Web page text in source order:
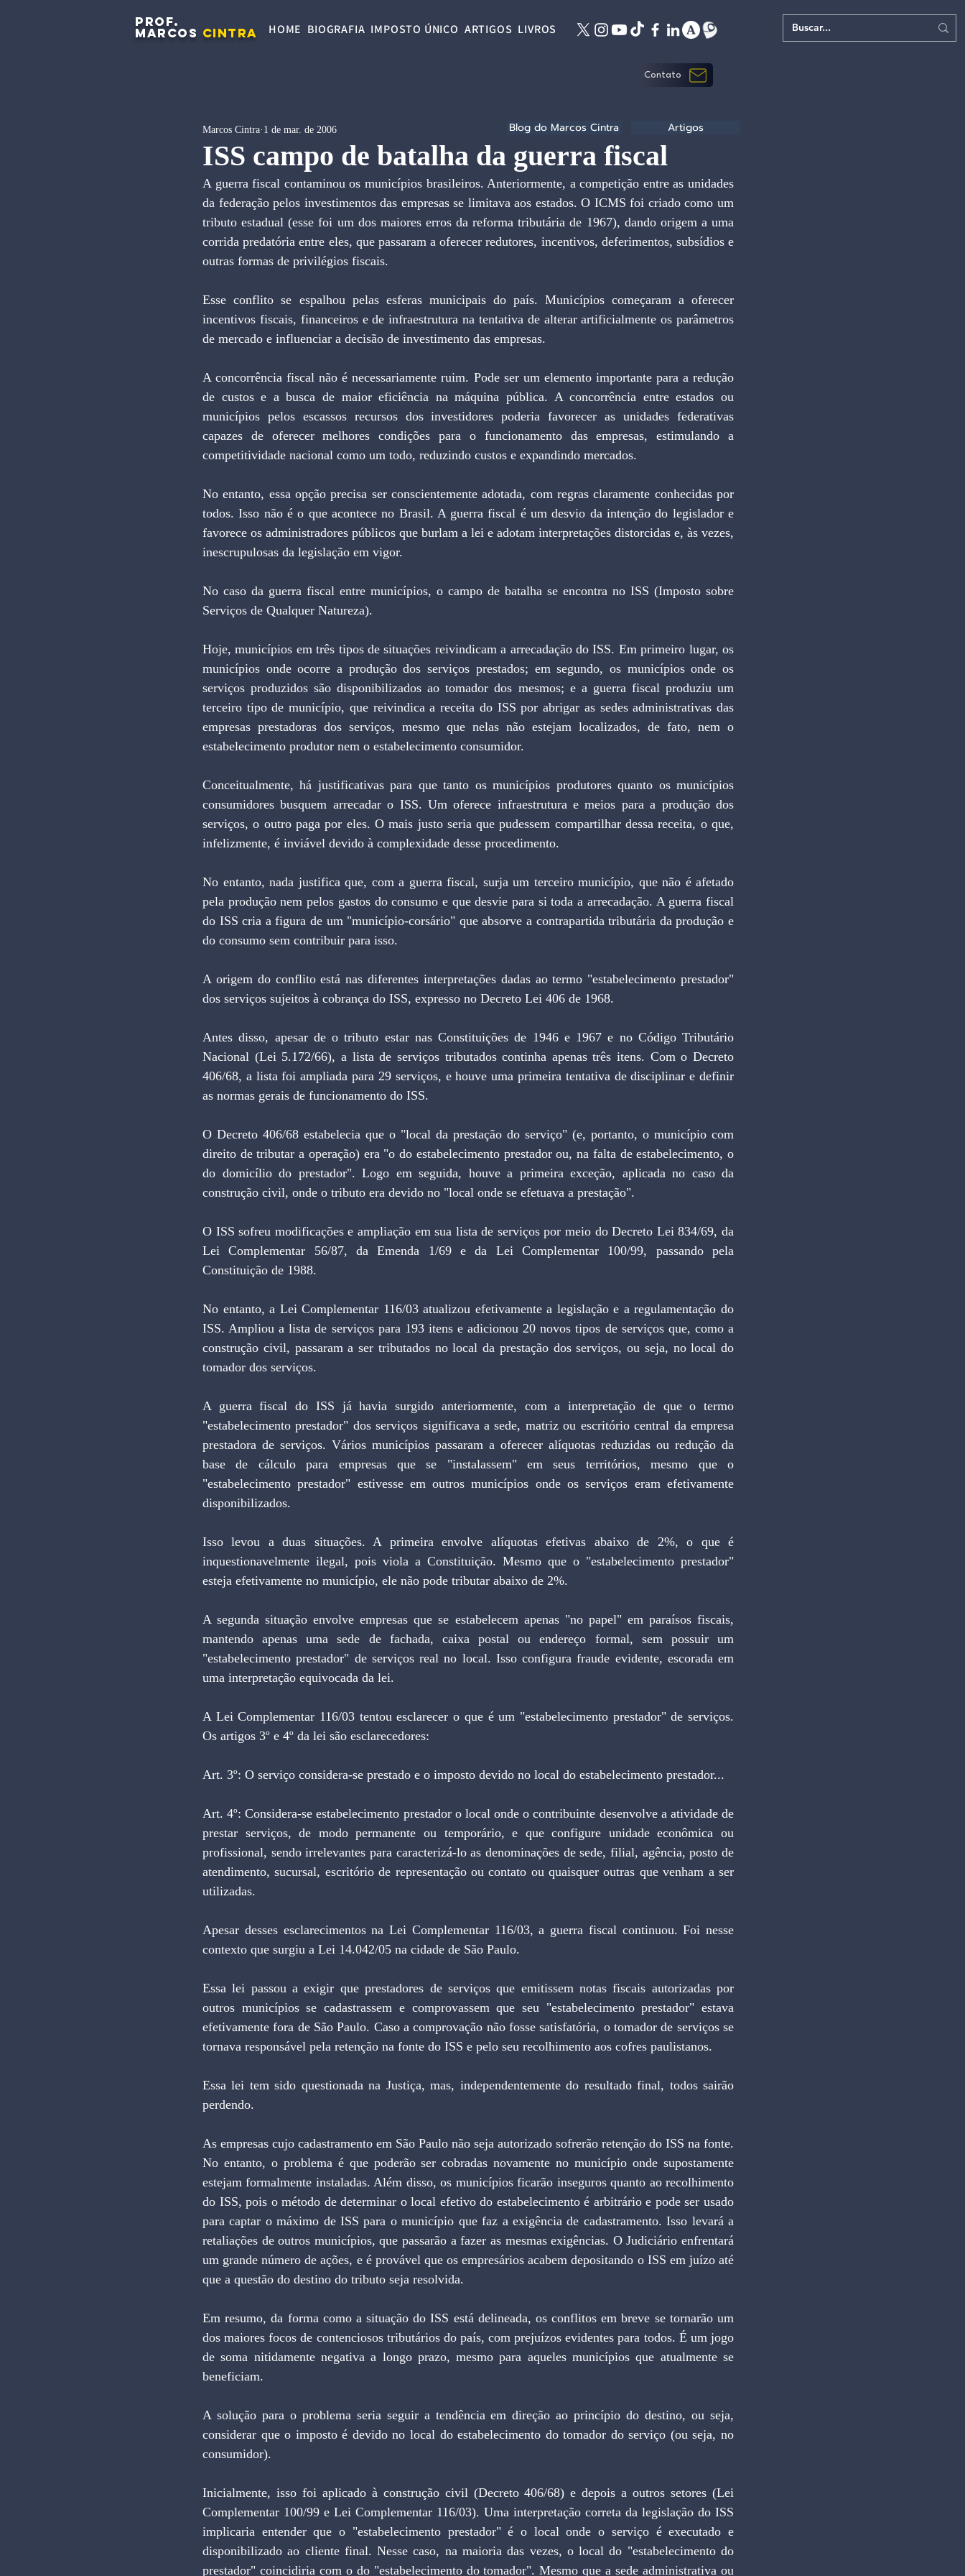
PROF.
MARCOS CINTRA HOME BIOGRAFIA IMPOSTO ÚNICO ARTIGOS LIVROS
Contato
ISS campo de batalha da guerra fiscal
Marcos Cintra 1 de mar. de 2006
A guerra fiscal contaminou os municípios brasileiros. Anteriormente, a competição entre as unidades
da federação pelos investimentos das empresas se limitava aos estados. O ICMS foi criado como um
tributo estadual (esse foi um dos maiores erros da reforma tributária de 1967), dando origem a uma
corrida predatória entre eles, que passaram a oferecer redutores, incentivos, deferimentos, subsídios e
outras formas de privilégios fiscais.
Esse conflito se espalhou pelas esferas municipais do país. Municípios começaram a oferecer
incentivos fiscais, financeiros e de infraestrutura na tentativa de alterar artificialmente os parâmetros
de mercado e influenciar a decisão de investimento das empresas.
A concorrência fiscal não é necessariamente ruim. Pode ser um elemento importante para a redução
de custos e a busca de maior eficiência na máquina pública. A concorrência entre estados ou
municípios pelos escassos recursos dos investidores poderia favorecer as unidades federativas
capazes de oferecer melhores condições para o funcionamento das empresas, estimulando a
competitividade nacional como um todo, reduzindo custos e expandindo mercados.
No entanto, essa opção precisa ser conscientemente adotada, com regras claramente conhecidas por
todos. Isso não é o que acontece no Brasil. A guerra fiscal é um desvio da intenção do legislador e
favorece os administradores públicos que burlam a lei e adotam interpretações distorcidas e, às vezes,
inescrupulosas da legislação em vigor.
No caso da guerra fiscal entre municípios, o campo de batalha se encontra no ISS (Imposto sobre
Serviços de Qualquer Natureza).
Hoje, municípios em três tipos de situações reivindicam a arrecadação do ISS. Em primeiro lugar, os
municípios onde ocorre a produção dos serviços prestados; em segundo, os municípios onde os
serviços produzidos são disponibilizados ao tomador dos mesmos; e a guerra fiscal produziu um
terceiro tipo de município, que reivindica a receita do ISS por abrigar as sedes administrativas das
empresas prestadoras dos serviços, mesmo que nelas não estejam localizados, de fato, nem o
estabelecimento produtor nem o estabelecimento consumidor.
Conceitualmente, há justificativas para que tanto os municípios produtores quanto os municípios
consumidores busquem arrecadar o ISS. Um oferece infraestrutura e meios para a produção dos
serviços, o outro paga por eles. O mais justo seria que pudessem compartilhar dessa receita, o que,
infelizmente, é inviável devido à complexidade desse procedimento.
No entanto, nada justifica que, com a guerra fiscal, surja um terceiro município, que não é afetado
pela produção nem pelos gastos do consumo e que desvie para si toda a arrecadação. A guerra fiscal
do ISS cria a figura de um "município-corsário" que absorve a contrapartida tributária da produção e
do consumo sem contribuir para isso.
A origem do conflito está nas diferentes interpretações dadas ao termo "estabelecimento prestador"
dos serviços sujeitos à cobrança do ISS, expresso no Decreto Lei 406 de 1968.
Antes disso, apesar de o tributo estar nas Constituições de 1946 e 1967 e no Código Tributário
Nacional (Lei 5.172/66), a lista de serviços tributados continha apenas três itens. Com o Decreto
406/68, a lista foi ampliada para 29 serviços, e houve uma primeira tentativa de disciplinar e definir
as normas gerais de funcionamento do ISS.
O Decreto 406/68 estabelecia que o "local da prestação do serviço" (e, portanto, o município com
direito de tributar a operação) era "o do estabelecimento prestador ou, na falta de estabelecimento, o
do domicílio do prestador". Logo em seguida, houve a primeira exceção, aplicada no caso da
construção civil, onde o tributo era devido no "local onde se efetuava a prestação".
O ISS sofreu modificações e ampliação em sua lista de serviços por meio do Decreto Lei 834/69, da
Lei Complementar 56/87, da Emenda 1/69 e da Lei Complementar 100/99, passando pela
Constituição de 1988.
No entanto, a Lei Complementar 116/03 atualizou efetivamente a legislação e a regulamentação do
ISS. Ampliou a lista de serviços para 193 itens e adicionou 20 novos tipos de serviços que, como a
construção civil, passaram a ser tributados no local da prestação dos serviços, ou seja, no local do
tomador dos serviços.
A guerra fiscal do ISS já havia surgido anteriormente, com a interpretação de que o termo
"estabelecimento prestador" dos serviços significava a sede, matriz ou escritório central da empresa
prestadora de serviços. Vários municípios passaram a oferecer alíquotas reduzidas ou redução da
base de cálculo para empresas que se "instalassem" em seus territórios, mesmo que o
"estabelecimento prestador" estivesse em outros municípios onde os serviços eram efetivamente
disponibilizados.
Isso levou a duas situações. A primeira envolve alíquotas efetivas abaixo de 2%, o que é
inquestionavelmente ilegal, pois viola a Constituição. Mesmo que o "estabelecimento prestador"
esteja efetivamente no município, ele não pode tributar abaixo de 2%.
A segunda situação envolve empresas que se estabelecem apenas "no papel" em paraísos fiscais,
mantendo apenas uma sede de fachada, caixa postal ou endereço formal, sem possuir um
"estabelecimento prestador" de serviços real no local. Isso configura fraude evidente, escorada em
uma interpretação equivocada da lei.
A Lei Complementar 116/03 tentou esclarecer o que é um "estabelecimento prestador" de serviços.
Os artigos 3º e 4º da lei são esclarecedores:
Art. 3º: O serviço considera-se prestado e o imposto devido no local do estabelecimento prestador...
Art. 4º: Considera-se estabelecimento prestador o local onde o contribuinte desenvolve a atividade de
prestar serviços, de modo permanente ou temporário, e que configure unidade econômica ou
profissional, sendo irrelevantes para caracterizá-lo as denominações de sede, filial, agência, posto de
atendimento, sucursal, escritório de representação ou contato ou quaisquer outras que venham a ser
utilizadas.
Apesar desses esclarecimentos na Lei Complementar 116/03, a guerra fiscal continuou. Foi nesse
contexto que surgiu a Lei 14.042/05 na cidade de São Paulo.
Essa lei passou a exigir que prestadores de serviços que emitissem notas fiscais autorizadas por
outros municípios se cadastrassem e comprovassem que seu "estabelecimento prestador" estava
efetivamente fora de São Paulo. Caso a comprovação não fosse satisfatória, o tomador de serviços se
tornava responsável pela retenção na fonte do ISS e pelo seu recolhimento aos cofres paulistanos.
Essa lei tem sido questionada na Justiça, mas, independentemente do resultado final, todos sairão
perdendo.
As empresas cujo cadastramento em São Paulo não seja autorizado sofrerão retenção do ISS na fonte.
No entanto, o problema é que poderão ser cobradas novamente no município onde supostamente
estejam formalmente instaladas. Além disso, os municípios ficarão inseguros quanto ao recolhimento
do ISS, pois o método de determinar o local efetivo do estabelecimento é arbitrário e pode ser usado
para captar o máximo de ISS para o município que faz a exigência de cadastramento. Isso levará a
retaliações de outros municípios, que passarão a fazer as mesmas exigências. O Judiciário enfrentará
um grande número de ações, e é provável que os empresários acabem depositando o ISS em juízo até
que a questão do destino do tributo seja resolvida.
Em resumo, da forma como a situação do ISS está delineada, os conflitos em breve se tornarão um
dos maiores focos de contenciosos tributários do país, com prejuízos evidentes para todos. É um jogo
de soma nitidamente negativa a longo prazo, mesmo para aqueles municípios que atualmente se
beneficiam.
A solução para o problema seria seguir a tendência em direção ao princípio do destino, ou seja,
considerar que o imposto é devido no local do estabelecimento do tomador do serviço (ou seja, no
consumidor).
Inicialmente, isso foi aplicado à construção civil (Decreto 406/68) e depois a outros setores (Lei
Complementar 100/99 e Lei Complementar 116/03). Uma interpretação correta da legislação do ISS
implicaria entender que o "estabelecimento prestador" é o local onde o serviço é executado e
disponibilizado ao cliente final. Nesse caso, na maioria das vezes, o local do "estabelecimento do
prestador" coincidiria com o do "estabelecimento do tomador". Mesmo que a sede administrativa ou
Blog do Marcos Cintra Artigos